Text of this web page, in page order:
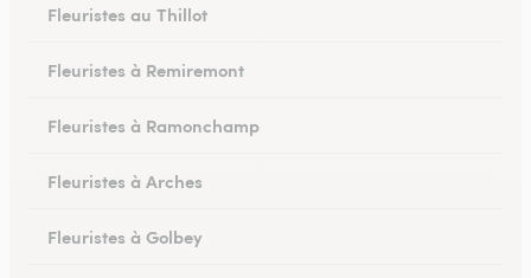
Fleuristes au Thillot
Fleuristes à Remiremont
Fleuristes à Ramonchamp
Fleuristes à Arches
Fleuristes à Golbey